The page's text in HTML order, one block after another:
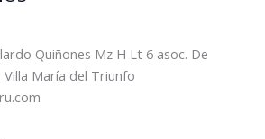
Quiñones Mz H Lt 6 asoc. De
Villa María del Triunfo